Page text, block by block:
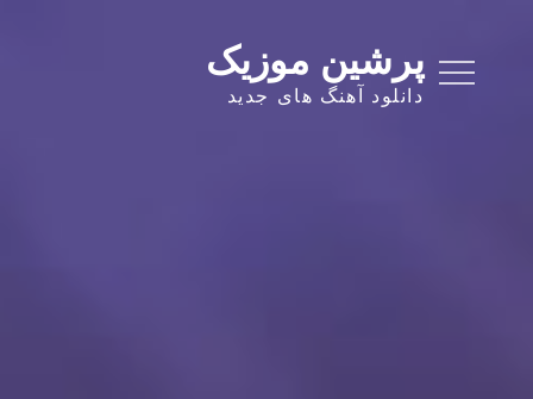
content
پرشین موزیک
دانلود آهنگ های جدید